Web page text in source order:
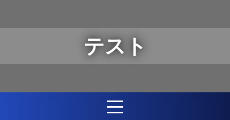
テスト